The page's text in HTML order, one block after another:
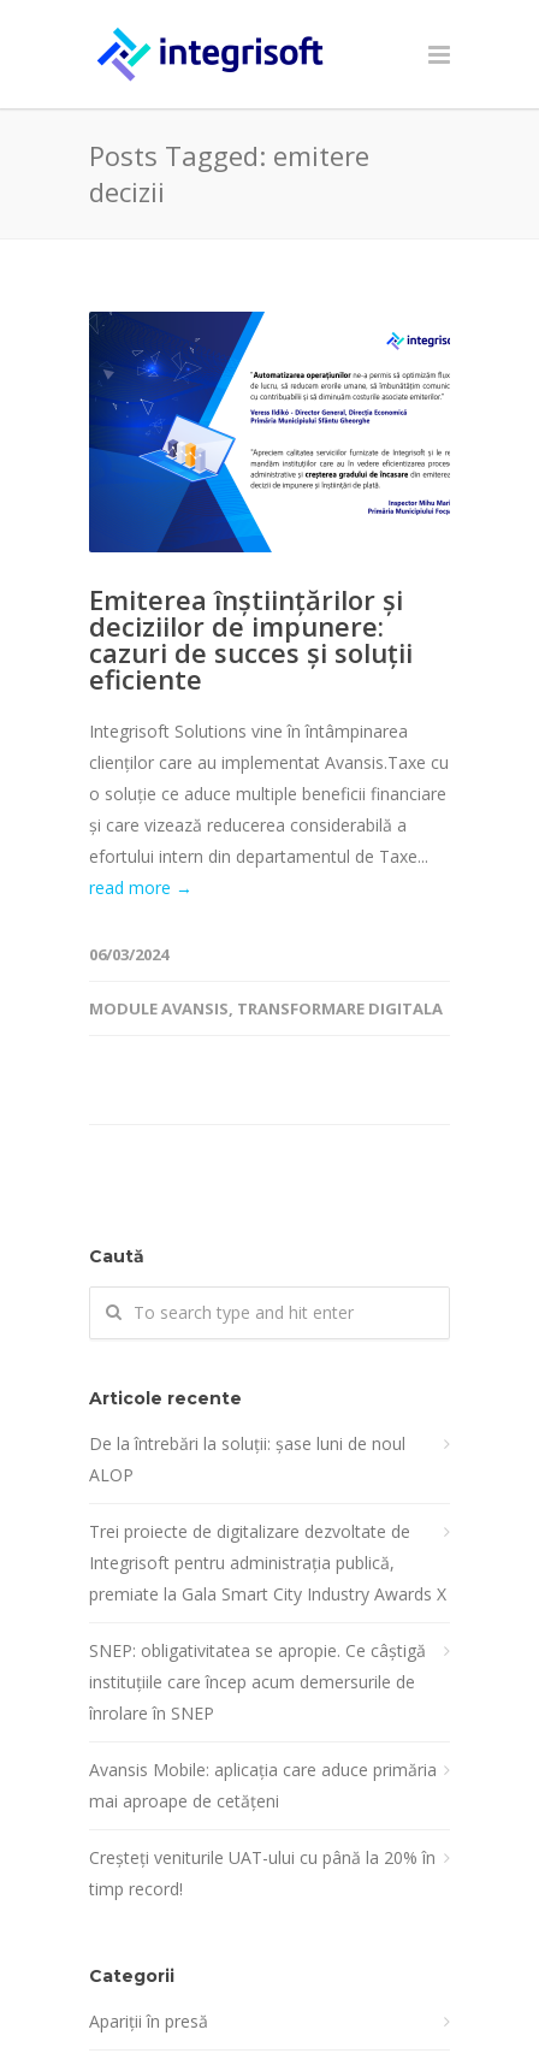
Posts Tagged: emitere
decizii
Emiterea înștiințărilor și
deciziilor de impunere:
cazuri de succes și soluții
eficiente
Integrisoft Solutions vine în întâmpinarea
clienților care au implementat Avansis.Taxe cu
o soluție ce aduce multiple beneficii financiare
și care vizează reducerea considerabilă a
efortului intern din departamentul de Taxe...
read more →
06/03/2024
MODULE AVANSIS, TRANSFORMARE DIGITALA
Caută
Articole recente
De la întrebări la soluții: șase luni de noul
ALOP
Trei proiecte de digitalizare dezvoltate de
Integrisoft pentru administrația publică,
premiate la Gala Smart City Industry Awards X
SNEP: obligativitatea se apropie. Ce câștigă
instituțiile care încep acum demersurile de
înrolare în SNEP
Avansis Mobile: aplicația care aduce primăria
mai aproape de cetățeni
Creșteți veniturile UAT-ului cu până la 20% în
timp record!
Categorii
Apariții în presă